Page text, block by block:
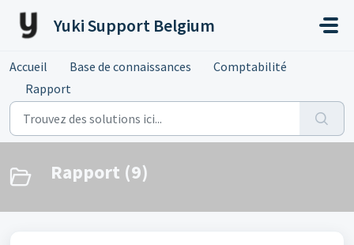
Yuki Support Belgium
Accueil Base de connaissances
Comptabilité
Rapport
Rapport (9)